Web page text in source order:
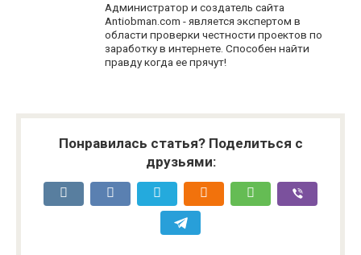
Администратор и создатель сайта
Antiobman.com - является экспертом в
области проверки честности проектов по
заработку в интернете. Способен найти
правду когда ее прячут!
Понравилась статья? Поделиться с
друзьями: